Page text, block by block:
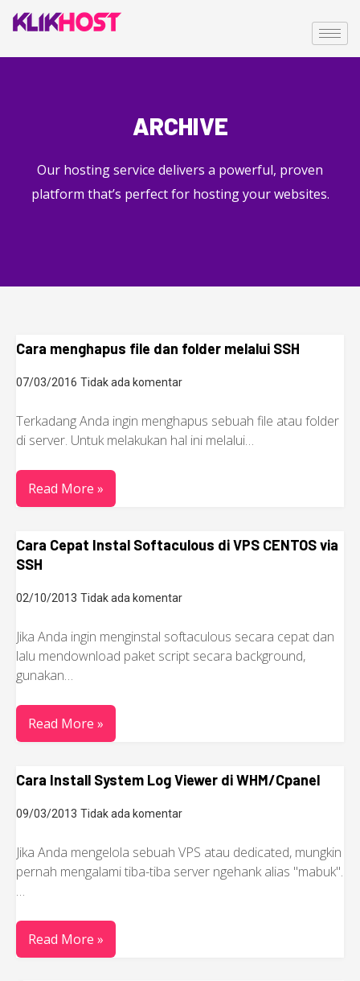
ARCHIVE
Our hosting service delivers a powerful, proven
platform that’s perfect for hosting your websites.
Cara menghapus file dan folder melalui SSH
07/03/2016 Tidak ada komentar
Terkadang Anda ingin menghapus sebuah file atau folder
di server. Untuk melakukan hal ini melalui…
Read More »
Cara Cepat Instal Softaculous di VPS CENTOS via
SSH
02/10/2013 Tidak ada komentar
Jika Anda ingin menginstal softaculous secara cepat dan
lalu mendownload paket script secara background,
gunakan…
Read More »
Cara Install System Log Viewer di WHM/Cpanel
09/03/2013 Tidak ada komentar
Jika Anda mengelola sebuah VPS atau dedicated, mungkin
pernah mengalami tiba-tiba server ngehank alias "mabuk".
…
Read More »